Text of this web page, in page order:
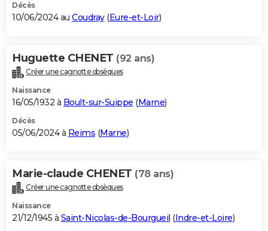
Décès
10/06/2024 au Coudray(Eure-et-Loir)
Huguette CHENET (92 ans)
Créer une cagnotte obsèques
Naissance
16/05/1932 à Boult-sur-Suippe (Marne)
Décès
05/06/2024 à Reims (Marne)
Marie-claude CHENET (78 ans)
Créer une cagnotte obsèques
Naissance
21/12/1945 à Saint-Nicolas-de-Bourgueil (Indre-et-Loire)